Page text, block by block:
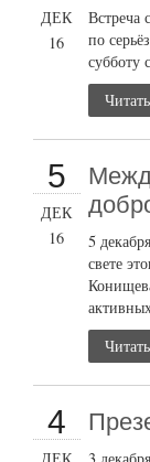
ДЕК
16
Встреча
по
субботу
5
ДЕК
16
5
свете
4